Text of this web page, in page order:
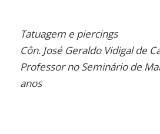
Tatuagem e piercings
Côn. José Geraldo Vidigal de
Professor no Seminário de
anos